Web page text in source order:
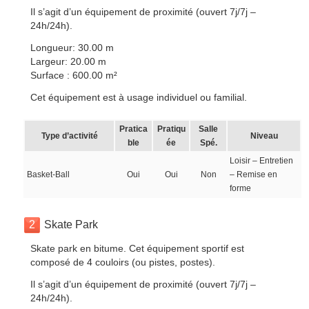
Il s’agit d’un équipement de proximité (ouvert 7j/7j –
24h/24h).
Longueur: 30.00 m
Largeur: 20.00 m
Surface : 600.00 m²
Cet équipement est à usage individuel ou familial.
Type d’activité
Pratica
ble
Pratiqu
ée
Salle
Spé.
Niveau
Basket-Ball Oui Oui Non
Loisir – Entretien
– Remise en
forme
2 Skate Park
Skate park en bitume. Cet équipement sportif est
composé de 4 couloirs (ou pistes, postes).
Il s’agit d’un équipement de proximité (ouvert 7j/7j –
24h/24h).